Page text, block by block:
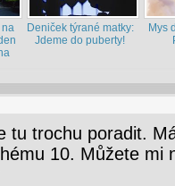
na
Deniček týrané matky:
Jdeme do puberty!
Mys
tu trochu poradit.
10. Můžete mi